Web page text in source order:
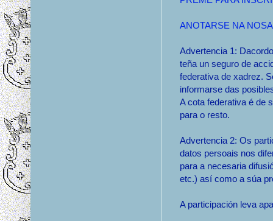
ANOTARSE NA
Advertencia 1:
teña un seguro de
federativa de xadrez.
informarse das
A cota federativa é de
para o resto.
Advertencia 2: Os
datos persoais nos
para a necesaria
etc.) así como a súa
A participación leva